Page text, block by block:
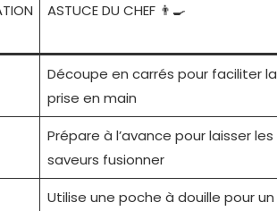
ASTUCE DU CHEF 👨‍🍳
Découpe en carrés pour faciliter la
prise en main
Prépare à l’avance pour laisser les
saveurs fusionner
Utilise une poche à douille pour un